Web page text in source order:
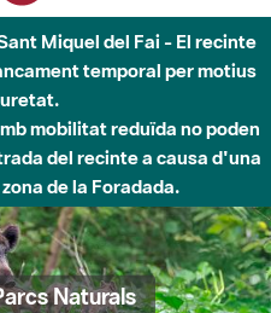
Miquel del Fai - El recinte
temporal per motius
mobilitat reduïda no poden
del recinte a causa d'una
de la Foradada.
Naturals